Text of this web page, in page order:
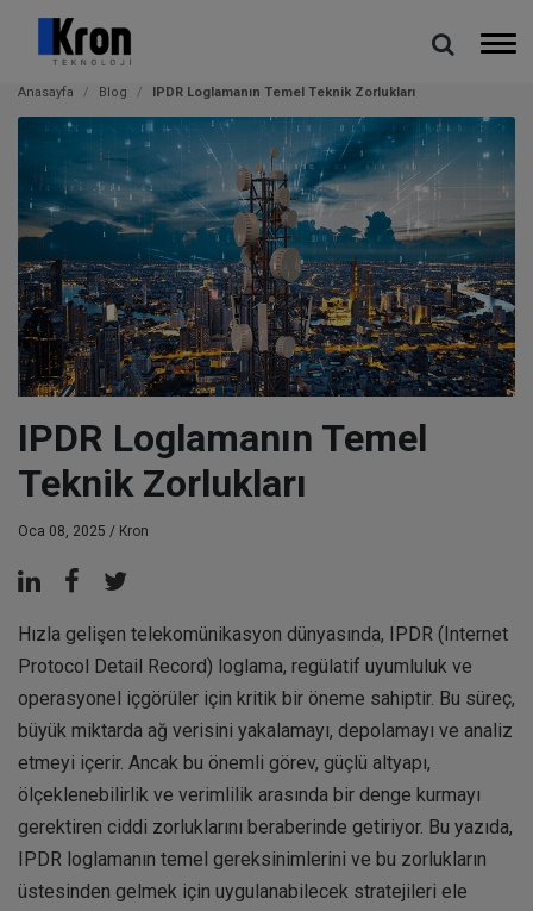
Anasayfa Blog IPDR Loglamanın Temel Teknik Zorlukları
IPDR Loglamanın Temel
Teknik Zorlukları
Oca 08, 2025 / Kron
Hızla gelişen telekomünikasyon dünyasında, IPDR (Internet
Protocol Detail Record) loglama, regülatif uyumluluk ve
operasyonel içgörüler için kritik bir öneme sahiptir. Bu süreç,
büyük miktarda ağ verisini yakalamayı, depolamayı ve analiz
etmeyi içerir. Ancak bu önemli görev, güçlü altyapı,
ölçeklenebilirlik ve verimlilik arasında bir denge kurmayı
gerektiren ciddi zorluklarını beraberinde getiriyor. Bu yazıda,
IPDR loglamanın temel gereksinimlerini ve bu zorlukların
üstesinden gelmek için uygulanabilecek stratejileri ele